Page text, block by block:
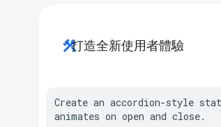
construction打造全新使用者體驗
Create an accordion-style
animates on open and close.